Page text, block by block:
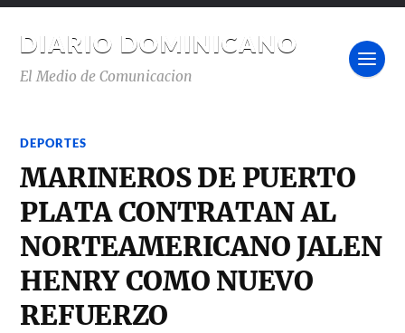
DIARIO DOMINICANO
El Medio de Comunicacion
DEPORTES
MARINEROS DE PUERTO
PLATA CONTRATAN AL
NORTEAMERICANO JALEN
HENRY COMO NUEVO
REFUERZO